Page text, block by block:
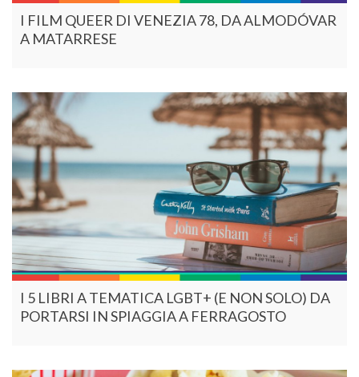
I FILM QUEER DI VENEZIA 78, DA ALMODÓVAR
A MATARRESE
I 5 LIBRI A TEMATICA LGBT+ (E NON SOLO) DA
PORTARSI IN SPIAGGIA A FERRAGOSTO